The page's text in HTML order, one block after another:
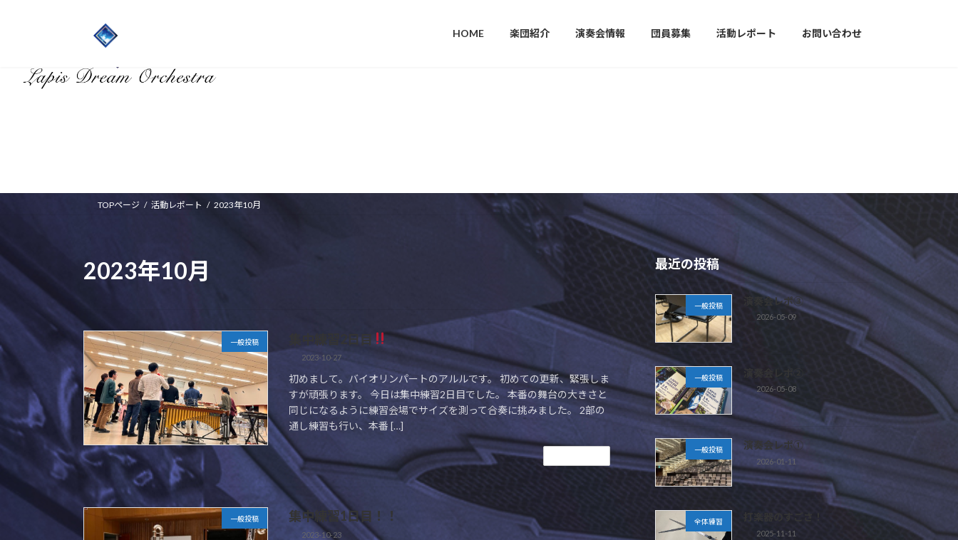
HOME 楽団紹介 演奏会情報 団員募集 活動レポート お問い合わせ
TOPページ 活動レポート 2023年10月
2023年10月
一般投稿 集中練習2日目
2023-10-27
初めまして。バイオリンパートのアルルです。 初めての更新、緊張しま
すが頑張ります。 今日は集中練習2日目でした。 本番の舞台の大きさと
同じになるように練習会場でサイズを測って合奏に挑みました。 2部の
通し練習も行い、本番 […]
一般投稿 集中練習1日目！！
2023-10-23
最近の投稿
一般投稿 演奏会レポ③
2026-05-09
一般投稿
2026-05-08
一般投稿 演奏会レポ①
2026-01-11
全体練習
2025-11-11